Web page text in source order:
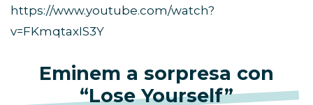
https://www.youtube.com/watch?
v=FKmqtaxIS3Y
Eminem a sorpresa con
“Lose Yourself”